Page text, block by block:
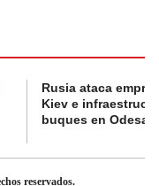
Rusia ataca
Kiev e
buques en Odesa
reservados.